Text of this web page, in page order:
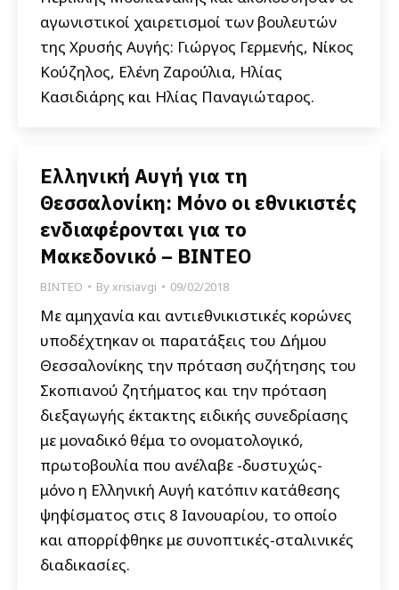
αγωνιστικοί χαιρετισμοί των βουλευτών
της Χρυσής Αυγής: Γιώργος Γερμενής, Νίκος
Κούζηλος, Ελένη Ζαρούλια, Ηλίας
Κασιδιάρης και Ηλίας Παναγιώταρος.
Ελληνική Αυγή για τη
Θεσσαλονίκη: Μόνο οι εθνικιστές
ενδιαφέρονται για το
Μακεδονικό – ΒΙΝΤΕΟ
ΒΙΝΤΕΟ Byxrisiavgi 09/02/2018
Με αμηχανία και αντιεθνικιστικές κορώνες
υποδέχτηκαν οι παρατάξεις του Δήμου
Θεσσαλονίκης την πρόταση συζήτησης του
Σκοπιανού ζητήματος και την πρόταση
διεξαγωγής έκτακτης ειδικής συνεδρίασης
με μοναδικό θέμα το ονοματολογικό,
πρωτοβουλία που ανέλαβε -δυστυχώς-
μόνο η Ελληνική Αυγή κατόπιν κατάθεσης
ψηφίσματος στις 8 Ιανουαρίου, το οποίο
και απορρίφθηκε με συνοπτικές-σταλινικές
διαδικασίες.